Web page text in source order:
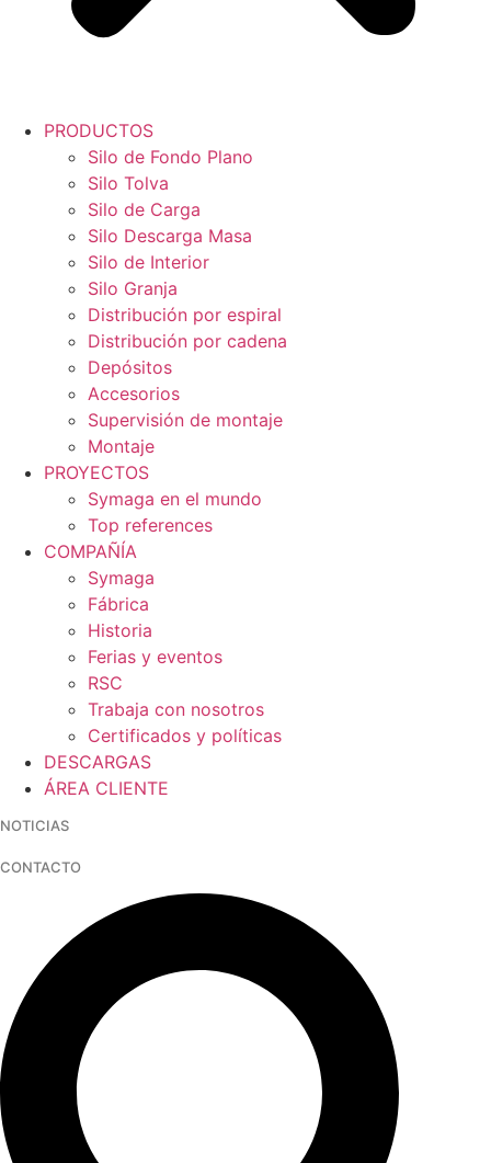
PRODUCTOS
Silo de Fondo Plano
Silo Tolva
Silo de Carga
Silo Descarga Masa
Silo de Interior
Silo Granja
Distribución por espiral
Distribución por cadena
Depósitos
Accesorios
Supervisión de montaje
Montaje
PROYECTOS
Symaga en el mundo
Top references
COMPAÑÍA
Symaga
Fábrica
Historia
Ferias y eventos
RSC
Trabaja con nosotros
Certificados y políticas
DESCARGAS
ÁREA CLIENTE
NOTICIAS
CONTACTO